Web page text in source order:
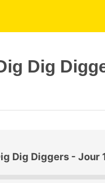
Dig
Dig Diggers - Jour